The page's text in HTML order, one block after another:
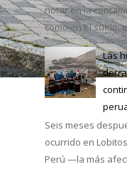
notar en la
como en el suelo,
Las
Seis meses
ocurrido en
Perú —la más